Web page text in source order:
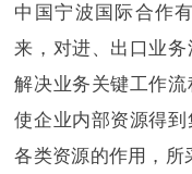
中国宁波国际合作
来，对进、出口业务
解决业务关键工作
使企业内部资源得
各类资源的作用，所